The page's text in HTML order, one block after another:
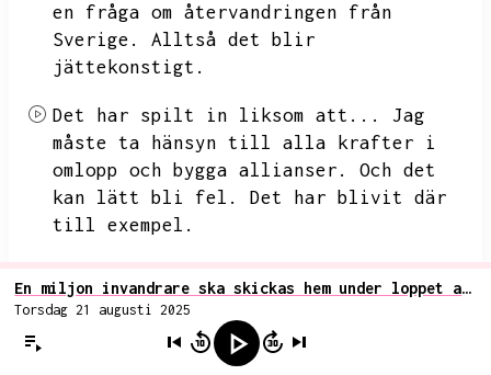
en fråga om återvandringen från
Sverige.
Alltså det blir
jättekonstigt.
Det har spilt in liksom att...
Jag
måste ta hänsyn till alla krafter i
omlopp och bygga allianser.
Och det
kan lätt bli fel.
Det har blivit där
till exempel.
Jeff Wahl är officer.
han nu arbetar aktivt som officer.
Men han är en del av den svenska
En miljon invandrare ska skickas hem under loppet av tio år, föreslår tankesmedjan Heimr i banbrytande utredning av återvandringsfrågan
Torsdag 21 augusti 2025